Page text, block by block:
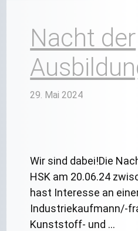
Nacht der
29. Mai 2024
Wir sind dabei!Die
HSK am 20.06.24
hast Interesse an
Industriekaufmann/-
Kunststoff- und …